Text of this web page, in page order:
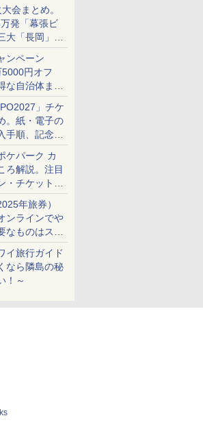
会まとめ。
発「幕張ビ
大「長岡」な
目白押し！
ンペーン
円オフ
自治体まと
」チケ
。紙・電子の
手順、記念チ
ケパーク カ
ろ解説。注目
・チケット手
要な準備は？
年旅券）
ンラインでや
なものはスマ
ドのみ
イ旅行ガイド
なら隣島の秘
！～